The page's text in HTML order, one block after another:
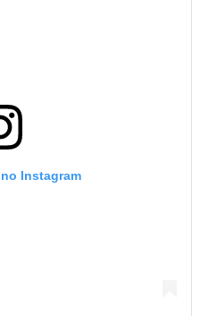
Instagram